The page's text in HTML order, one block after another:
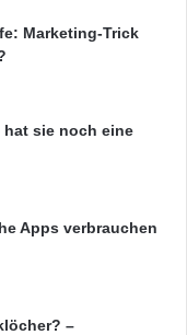
Marketing-Trick
sie noch eine
Apps verbrauchen
–